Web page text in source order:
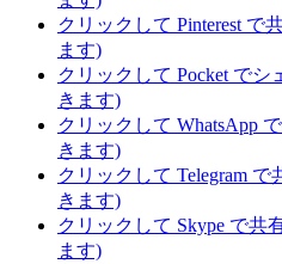
クリックして Pinterest で
ます)
クリックして Pocket で
きます)
クリックして WhatsApp
きます)
クリックして Telegram
きます)
クリックして Skype で共
ます)